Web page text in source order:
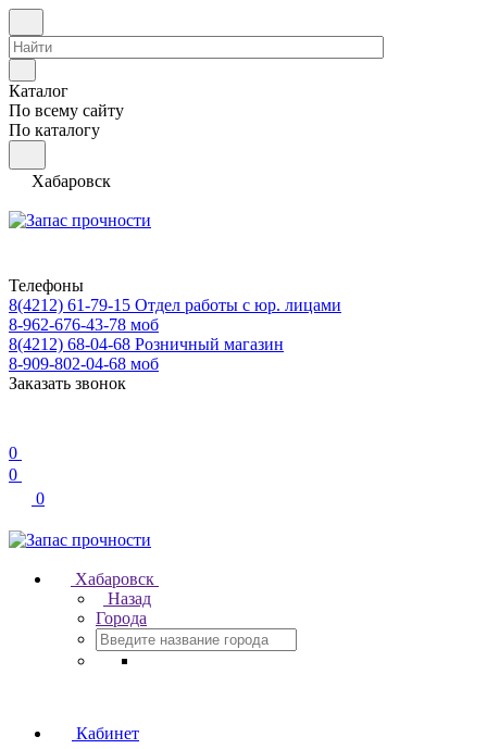
Каталог
По всему сайту
По каталогу
Хабаровск
Телефоны
8(4212) 61-79-15 Отдел работы с юр. лицами
8-962-676-43-78 моб
8(4212) 68-04-68 Розничный магазин
8-909-802-04-68 моб
Заказать звонок
0
0
0
Хабаровск
Назад
Города
Кабинет